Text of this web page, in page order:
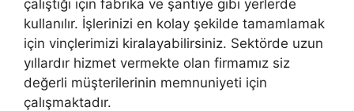
çalıştığı için fabrika ve şantiye gibi yerlerde
kullanılır. İşlerinizi en kolay şekilde tamamlamak
için vinçlerimizi kiralayabilirsiniz. Sektörde uzun
yıllardır hizmet vermekte olan firmamız siz
değerli müşterilerinin memnuniyeti için
çalışmaktadır.